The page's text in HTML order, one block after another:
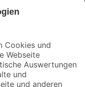
mehr verpassen!